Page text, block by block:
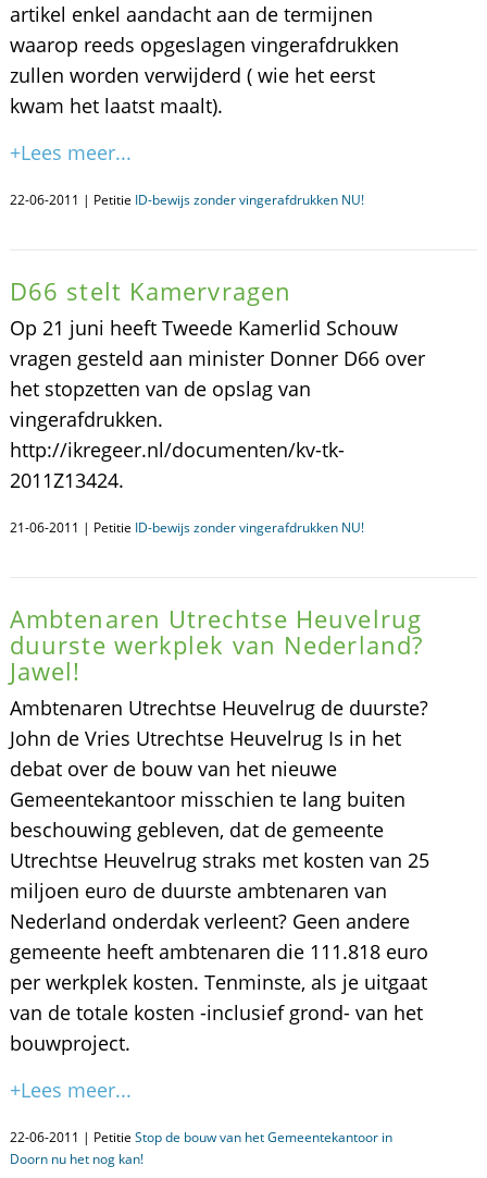
artikel enkel aandacht aan de termijnen
waarop reeds opgeslagen vingerafdrukken
zullen worden verwijderd ( wie het eerst
kwam het laatst maalt).
+Lees meer...
22-06-2011 | Petitie ID-bewijs zonder vingerafdrukken NU!
D66 stelt Kamervragen
Op 21 juni heeft Tweede Kamerlid Schouw
vragen gesteld aan minister Donner D66 over
het stopzetten van de opslag van
vingerafdrukken.
http://ikregeer.nl/documenten/kv-tk-
2011Z13424.
21-06-2011 | Petitie ID-bewijs zonder vingerafdrukken NU!
Ambtenaren Utrechtse Heuvelrug
duurste werkplek van Nederland?
Jawel!
Ambtenaren Utrechtse Heuvelrug de duurste?
John de Vries Utrechtse Heuvelrug Is in het
debat over de bouw van het nieuwe
Gemeentekantoor misschien te lang buiten
beschouwing gebleven, dat de gemeente
Utrechtse Heuvelrug straks met kosten van 25
miljoen euro de duurste ambtenaren van
Nederland onderdak verleent? Geen andere
gemeente heeft ambtenaren die 111.818 euro
per werkplek kosten. Tenminste, als je uitgaat
van de totale kosten -inclusief grond- van het
bouwproject.
+Lees meer...
22-06-2011 | Petitie Stop de bouw van het Gemeentekantoor in
Doorn nu het nog kan!